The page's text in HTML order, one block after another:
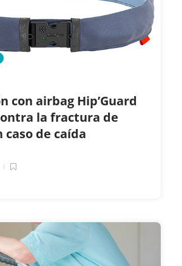
con airbag Hip’Guard
la fractura de
caso de caída